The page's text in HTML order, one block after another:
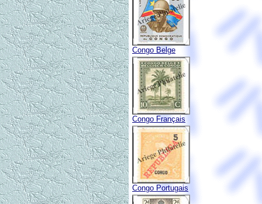
Congo Belge
Congo Français
Congo Portugais